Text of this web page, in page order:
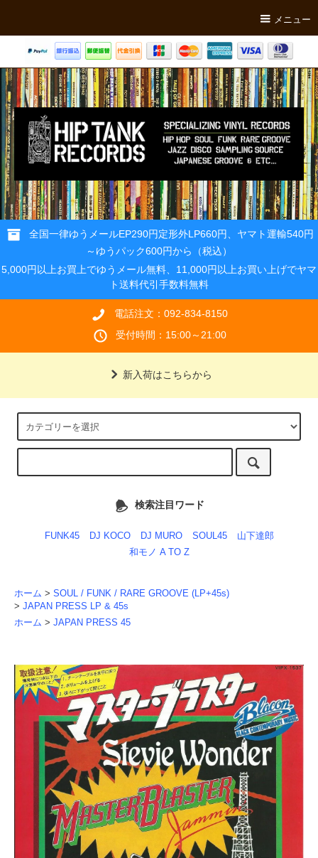
メニュー
全国一律ゆうメールEP290円定形外LP660円、ヤマト運輸540円
～ゆうパック600円から（税込）
5,000円以上お買上でゆうメール無料、11,000円以上お買い上げでヤマ
ト送料代引手数料無料
電話注文：092-834-8150
受付時間：15:00～21:00
新入荷はこちらから
検索注目ワード
FUNK45 DJ KOCO DJ MURO SOUL45
山下達郎
和モノ A TO Z
ホーム > SOUL / FUNK / RARE GROOVE (LP+45s)
> JAPAN PRESS LP & 45s
ホーム > JAPAN PRESS 45